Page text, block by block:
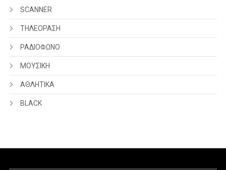
SCANNER
ΤΗΛΕΟΡΑΣΗ
ΡΑΔΙΟΦΩΝΟ
ΜΟΥΣΙΚΗ
ΑΘΛΗΤΙΚΑ
BLACK